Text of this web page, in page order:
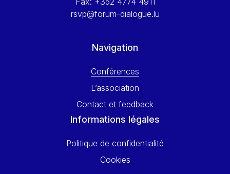
Yves FRANCHET
rsvp@forum-dialogue.lu
Navigation
Conférences
L’association
Contact et feedback
Informations légales
Politique de confidentialité
Cookies